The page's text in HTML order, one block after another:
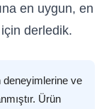
en uygun, en
derledik.
deneyimlerine ve
Ürün